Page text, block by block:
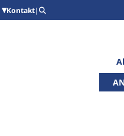
Kontakt|